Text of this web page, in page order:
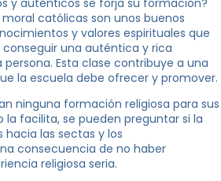
y auténticos se forja su formación?
católicas son unos buenos
y valores espirituales que
conseguir una auténtica y rica
Esta clase contribuye a una
la escuela debe ofrecer y promover.
ninguna formación religiosa para sus
la facilita, se pueden preguntar si la
las sectas y los
consecuencia de no haber
religiosa seria.